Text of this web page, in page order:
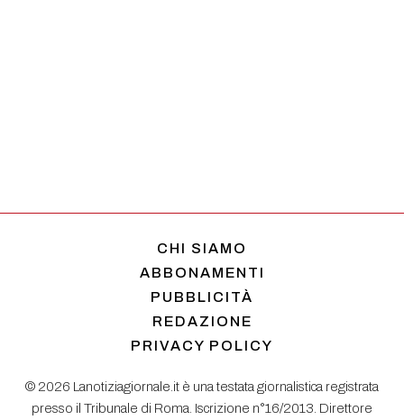
CHI SIAMO
ABBONAMENTI
PUBBLICITÀ
REDAZIONE
PRIVACY POLICY
© 2026 Lanotiziagiornale.it è una testata giornalistica registrata
presso il Tribunale di Roma. Iscrizione n°16/2013. Direttore